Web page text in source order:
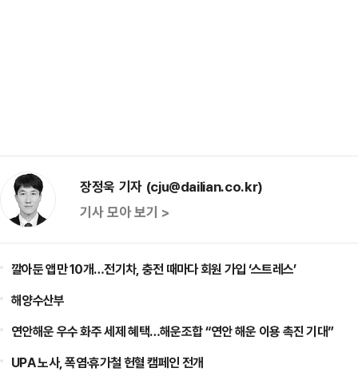
장정욱 기자 (cju@dailian.co.kr)
기사 모아 보기 >
깔아둔 앱만 10개…전기차, 충전 때마다 회원 가입 ‘스트레스’
해양수산부
연안해운 우수 화주 세제 혜택…해운조합 “연안 해운 이용 촉진 기대”
UPA 노사, 폭염·휴가철 헌혈 캠페인 전개